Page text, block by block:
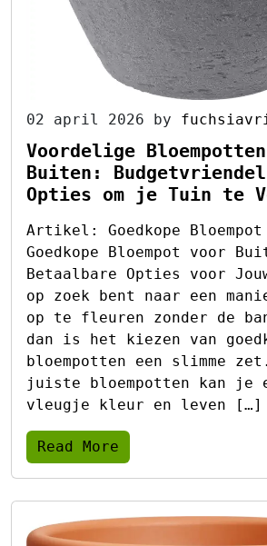
02 april 2026 by
Voordelige
Buiten:
Opties om je Tuin te
Artikel: Goedkope
Goedkope Bloempot voor
Betaalbare Opties voor
op zoek bent naar een
op te fleuren zonder de
dan is het kiezen van
bloempotten een slimme
juiste bloempotten kan je
vleugje kleur en leven […]
Read More